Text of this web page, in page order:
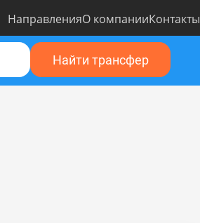
НаправленияО компанииКонтакты
Найти трансфер